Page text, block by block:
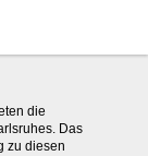
die
Das
zu diesen